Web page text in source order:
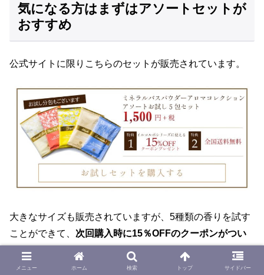
気になる方はまずはアソートセットが
おすすめ
公式サイトに限りこちらのセットが販売されています。
大きなサイズも販売されていますが、5種類の香りを試す
ことができて、 次回購入時に15％OFFのクーポンがつい
てくるのはこちらのセットのみ
メニュー ホーム 検索 トップ サイドバー